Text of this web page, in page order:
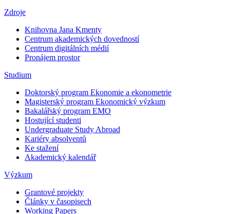
Zdroje
Knihovna Jana Kmenty
Centrum akademických dovedností
Centrum digitálních médií
Pronájem prostor
Studium
Doktorský program Ekonomie a ekonometrie
Magisterský program Ekonomický výzkum
Bakalářský program EMO
Hostující studenti
Undergraduate Study Abroad
Kariéry absolventů
Ke stažení
Akademický kalendář
Výzkum
Grantové projekty
Články v časopisech
Working Papers